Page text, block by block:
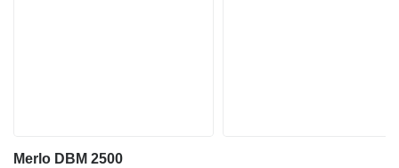
Merlo DBM 2500